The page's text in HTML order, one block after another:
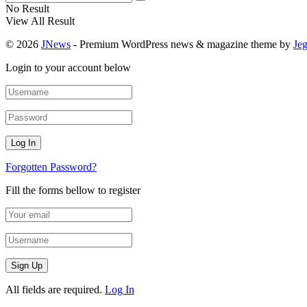
No Result
View All Result
© 2026 JNews - Premium WordPress news & magazine theme by
Login to your account below
Forgotten Password?
Fill the forms bellow to register
All fields are required. Log In